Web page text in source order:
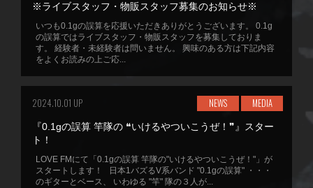
※ライブスタッフ・物販スタッフ募集のお知らせ※
いつも0.1gの誤算を応援いただきありがとうございます。 0.1g
の誤算ではライブスタッフ・物販スタッフを募集しておりま
す。 経験者・未経験者は問いません。 興味のある方は下記内容
をよくお読みの上ご応...
2024.10.01 UP NEWS MEDIA
『0.1gの誤算 竿隊の ❝いけるやついこうぜ！❞』スター
ト！
LOVE FMにて「0.1gの誤算 竿隊の"いけるやついこうぜ！"」が
スタートします！ 日本1バズるV系バンド "0.1gの誤算" ・・・
のギターとベース、 いわゆる "竿" 隊の３人が...